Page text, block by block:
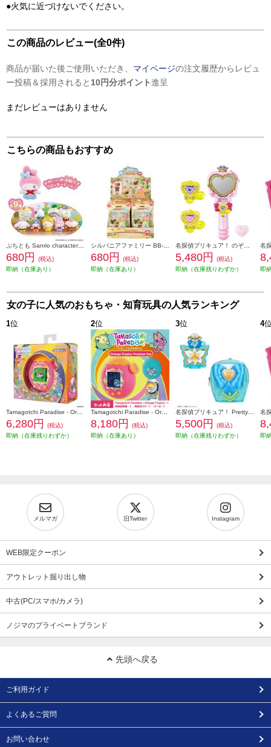
●火気に近づけないでください。
この商品のレビュー(全0件)
商品が届いた後ご使用いただき、 マイページの注文履歴からレビュ
ー投稿＆採用されると 10円分ポイント進呈
まだレビューはありません
こちらの商品もおすすめ
ぷちとも Sanrio characters みんなでおゆうぎ(1箱必要な場合18個購入ください)
680円
(税込)
即納（在庫あり）
680円
(税込)
即納（在庫あり）
5,480円
(税込)
即納（在庫残りわずか）
即
女の子に人気のおもちゃ・知育玩具の人気ランキング
1位
Tamagotchi Paradise - Orange Tropics
6,280円
(税込)
即納（在庫残りわずか）
2位
Tamagotchi Paradise - Orange Tropics Premium Set
8,180円
(税込)
即納（在庫あり）
3位
5,500円
(税込)
即納（在庫残りわずか）
4
即
メルマガ 旧Twitter Instagram
WEB限定クーポン
アウトレット掘り出し物
中古(PC/スマホ/カメラ)
ノジマのプライベートブランド
先頭へ戻る
ご利用ガイド
よくあるご質問
お問い合わせ